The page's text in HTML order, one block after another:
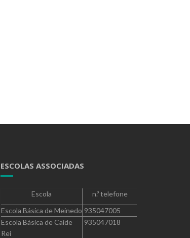
ESCOLAS ASSOCIADAS
Escola
n.º telefone
Escola Básica de Meinedo 935047005
Escola Básica de Caíde
Rei
935047018